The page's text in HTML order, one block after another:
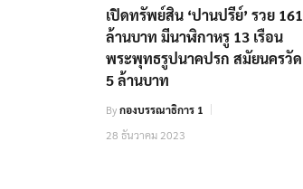
เปิดทรัพย์สิน ‘ปานปรีย์’ รวย 161
ล้านบาท มีนาฬิกาหรู 13 เรือน
พระพุทธรูปนาคปรก สมัยนครวัด
5 ล้านบาท
Byกองบรรณาธิการ 1
28 ธันวาคม 2023